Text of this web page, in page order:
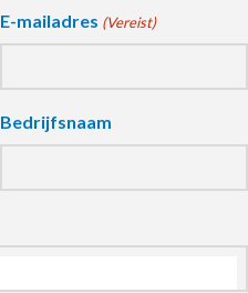
E-mailadres (Vereist)
Bedrijfsnaam